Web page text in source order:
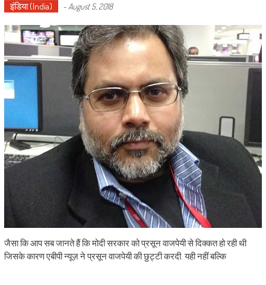
इंडिया (India) -August 5, 2018
जैसा कि आप सब जानते हैं कि मोदी सरकार को प्रसून वाजपेयी से दिक्कत हो रही थी
जिसके कारण एबीपी न्यूज़ ने प्रसून वाजपेयी की छुट्टी करदी. यही नहीं बल्कि